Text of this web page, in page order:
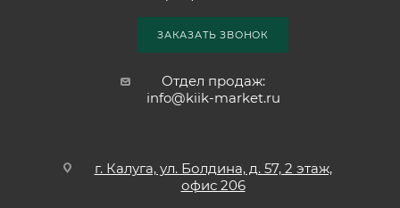
ЗАКАЗАТЬ ЗВОНОК
Отдел продаж:
info@kiik-market.ru
г. Калуга, ул. Болдина, д. 57, 2 этаж,
офис 206